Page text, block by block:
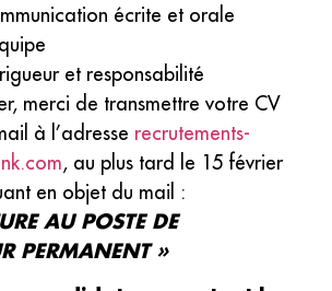
écrite et orale
et responsabilité
merci de transmettre votre CV
à l’adresse recrutements-
, au plus tard le 15 février
en objet du mail :
AU POSTE DE
PERMANENT »